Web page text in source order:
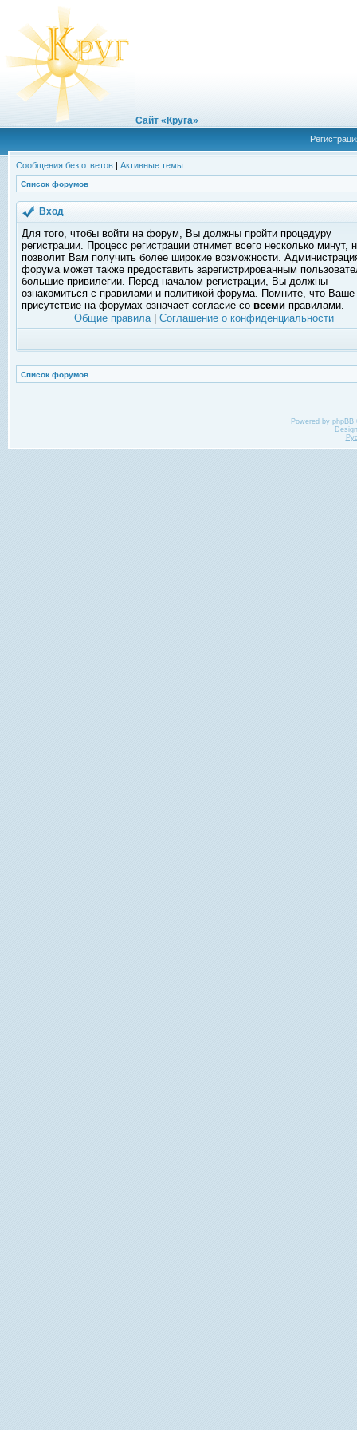
Сайт «Круга»
Сообщения без ответов | Активные темы
Список форумов
Вход
Для того, чтобы войти на форум, Вы должны пройти процедуру
регистрации. Процесс регистрации отнимет всего несколько минут,
позволит Вам получить более широкие возможности.
форума может также предоставить зарегистрированным
большие привилегии. Перед началом регистрации, Вы должны
ознакомиться с правилами и политикой форума. Помните, что Ваше
присутствие на форумах означает согласие со всеми правилами.
Общие правила| Соглашение о конфиденциальности
Список форумов
Powered by phpBB